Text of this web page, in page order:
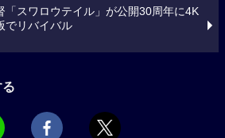
「スワロウテイル」が公開30周年に4K
でリバイバル